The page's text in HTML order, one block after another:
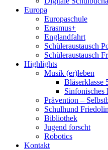
Europa
Europaschule
Erasmus+
Englandfahrt
Schüleraustausch
Schüleraustausch
Highlights
Musik (er)leben
Bläserklasse
Sinfonisches
Prävention –
Schulhund Friedolin
Bibliothek
Jugend forscht
Robotics
Kontakt